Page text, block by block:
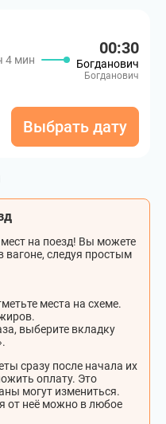
4 мин
00:30
Богданович
Богданович
Выбрать дату
на поезд! Вы можете
вагоне, следуя простым
места на схеме.
выберите вкладку
сразу после начала их
оплату. Это
могут измениться.
от неё можно в любое